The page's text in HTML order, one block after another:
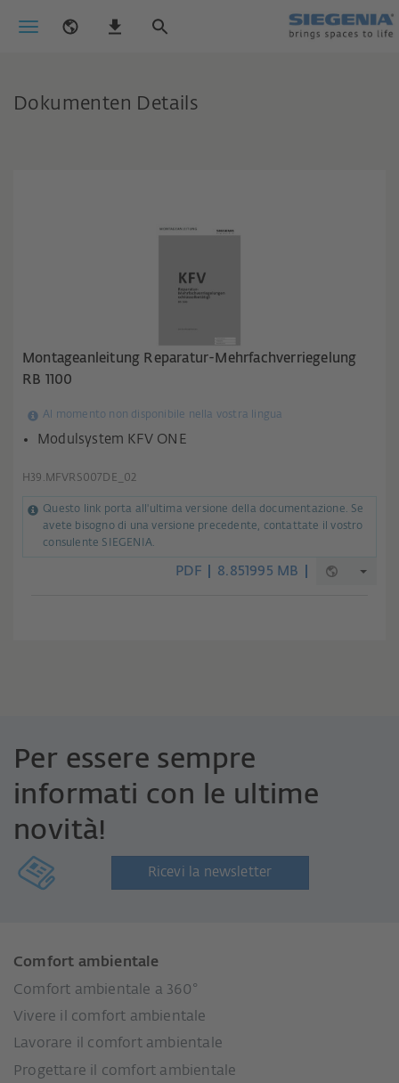
Dokumenten Details
Montageanleitung Reparatur-Mehrfachverriegelung
RB 1100
Al momento non disponibile nella vostra lingua
Modulsystem KFV ONE
H39.MFVRS007DE_02
Questo link porta all'ultima versione della documentazione. Se
avete bisogno di una versione precedente, contattate il vostro
consulente SIEGENIA.
PDF 8.851995 MB
Per essere sempre
informati con le ultime
novità!
Ricevi la newsletter
Comfort ambientale
Comfort ambientale a 360°
Vivere il comfort ambientale
Lavorare il comfort ambientale
Progettare il comfort ambientale